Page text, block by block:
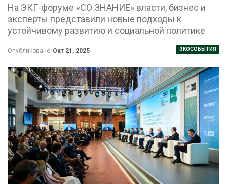
На ЭКГ-форуме «СО.ЗНАНИЕ» власти, бизнес и
эксперты представили новые подходы к
устойчивому развитию и социальной политике
ЭКОСОБЫТИЯ
Опубликовано Окт 21, 2025